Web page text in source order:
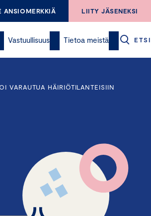
ANSIOMERKKIÄ LIITY JÄSENEKSI
Vastuullisuus Tietoa meistä ETSI
VARAUTUA HÄIRIÖTILANTEISIIN